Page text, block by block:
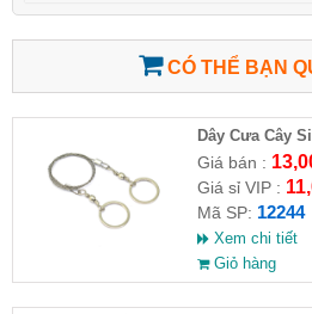
CÓ THỂ BẠN
Dây Cưa Cây
Thép
Giá bán :
Giá sỉ VIP :
Mã SP: 12244
Xem chi tiết
Giỏ hàng